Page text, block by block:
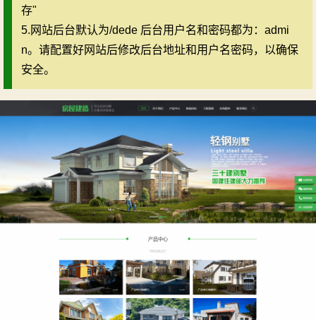
存"
5.网站后台默认为/dede 后台用户名和密码都为：admi
n。请配置好网站后修改后台地址和用户名密码，以确保
安全。